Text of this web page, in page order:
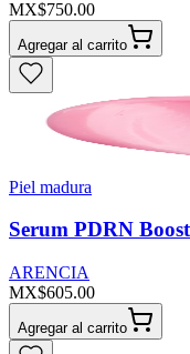
MX$750.00
Agregar al carrito
Piel madura
Serum PDRN
ARENCIA
MX$605.00
Agregar al carrito